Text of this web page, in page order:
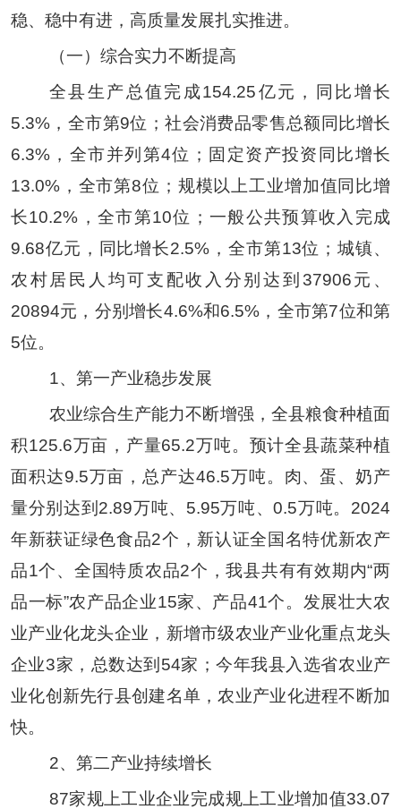
稳、稳中有进，高质量发展扎实推进。
（一）综合实力不断提高
全县生产总值完成154.25亿元，同比增长
5.3%，全市第9位 ；社会消费品零售总额同比增长
6.3%，全市并列第4位 ；固定资产投资同比增长
13.0%，全市第8位 ；规模以上工业增加值同比增
长10.2% ，全市第10位； 一般公共预算收入完成
9.68亿元，同比增长2.5% ，全市第13位； 城镇、
农村居民人均可支配收入分别达到 37906元、
20894元，分别增长4.6%和6.5% ，全市第7位和第
5位。
1、第一产业稳步发展
农业综合生产能力不断增强，全县粮食种植面
积125.6万亩，产量65.2万吨。预计全县蔬菜种植
面积达9.5万亩，总产达46.5万吨。肉、蛋、奶产
量分别达到 2.89万吨、 5.95万吨、0.5万吨。 2024
年新获证绿色食品2个，新认证全国名特优新农产
品1个、全国特质农品2个，我县共有有效期内“两
品一标”农产品企业15家、产品41个。发展壮大农
业产业化龙头企业，新增市级农业产业化重点龙头
企业3家，总数达到 54家；今年我县入选省农业产
业化创新先行县创建名单，农业产业化进程不断加
快。
2、第二产业持续增长
87家规上工业企业完成规上工业增加值33.07